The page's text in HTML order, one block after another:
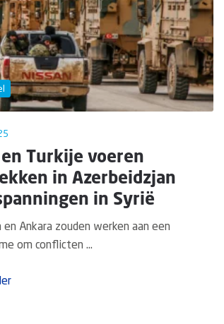
Turkije voeren
in Azerbeidzjan
in Syrië
en Ankara zouden werken aan een
om conflicten ...